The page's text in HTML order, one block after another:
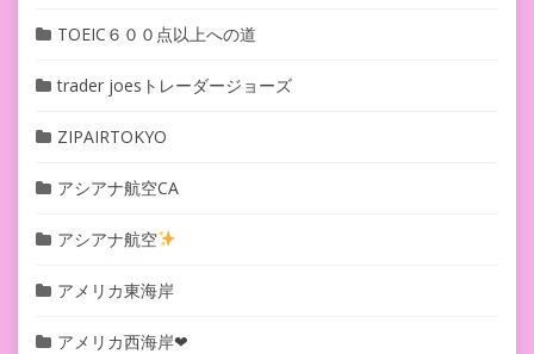
TOEIC６００点以上への道
trader joesトレーダージョーズ
ZIPAIRTOKYO
アシアナ航空CA
アシアナ航空
アメリカ東海岸
アメリカ西海岸❤︎